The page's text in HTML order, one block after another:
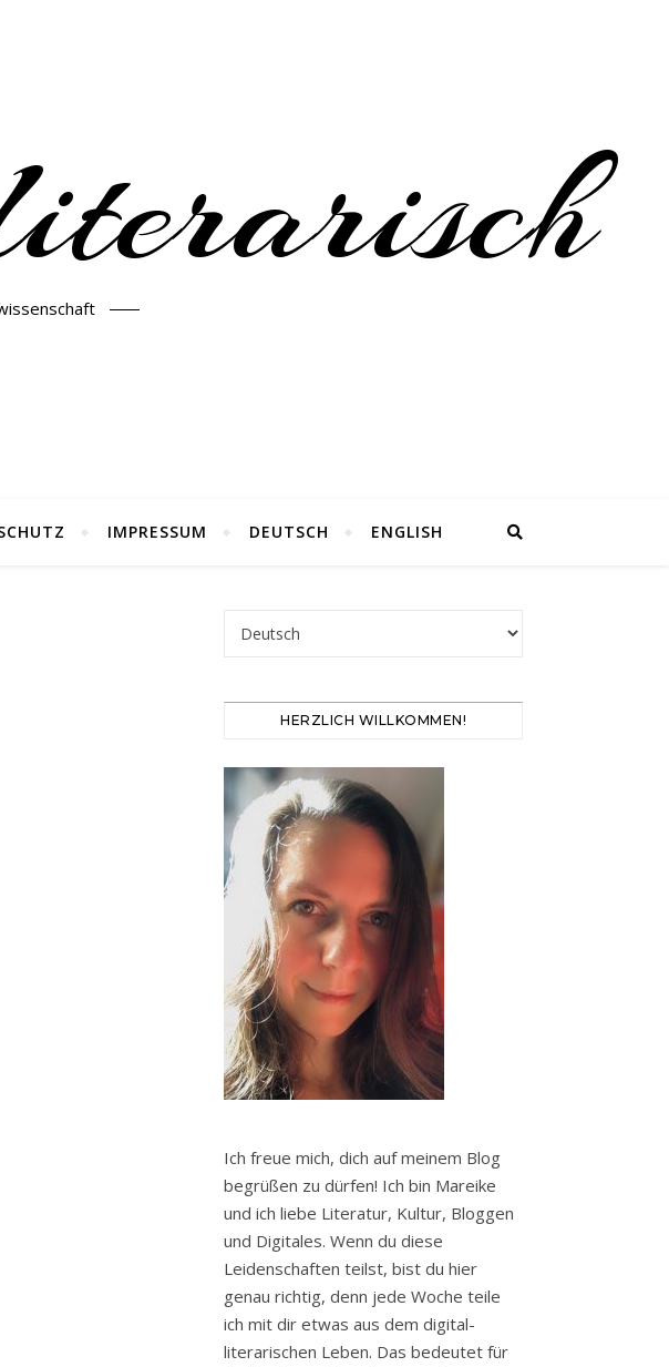
IMPRESSUM DEUTSCH ENGLISH
Sprache auswählen
HERZLICH WILLKOMMEN!
Ich freue mich, dich auf meinem Blog
begrüßen zu dürfen! Ich bin Mareike
und ich liebe Literatur, Kultur, Bloggen
und Digitales. Wenn du diese
Leidenschaften teilst, bist du hier
genau richtig, denn jede Woche teile
ich mit dir etwas aus dem digital-
literarischen Leben. Das bedeutet für